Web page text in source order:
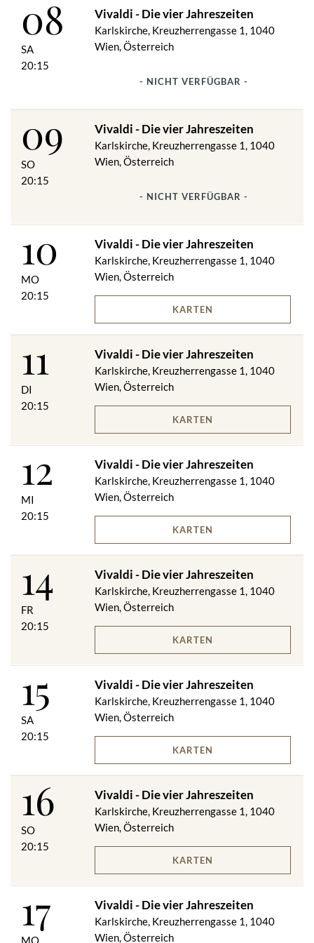
entsprechend zu kleiden, um das Konzert angenehm genießen
zu können.
Es wird um Verständnis gebeten, dass der Zutritt für Kinder erst
ab 6 Jahren gestattet ist.
Tickets für Rollstuhlfahrer sind ausschließlich direkt über den
08
SA
20:15
Vivaldi - Die vier Jahreszeiten
Karlskirche, Kreuzherrengasse 1, 1040
Wien, Österreich
- NICHT VERFÜGBAR -
09
SO
20:15
Vivaldi - Die vier Jahreszeiten
Karlskirche, Kreuzherrengasse 1, 1040
Wien, Österreich
- NICHT VERFÜGBAR -
10
MO
20:15
Vivaldi - Die vier Jahreszeiten
Karlskirche, Kreuzherrengasse 1, 1040
Wien, Österreich
KARTEN
11
DI
20:15
Vivaldi - Die vier Jahreszeiten
Karlskirche, Kreuzherrengasse 1, 1040
Wien, Österreich
KARTEN
12
MI
20:15
Vivaldi - Die vier Jahreszeiten
Karlskirche, Kreuzherrengasse 1, 1040
Wien, Österreich
KARTEN
14
FR
20:15
Vivaldi - Die vier Jahreszeiten
Karlskirche, Kreuzherrengasse 1, 1040
Wien, Österreich
KARTEN
15
SA
20:15
Vivaldi - Die vier Jahreszeiten
Karlskirche, Kreuzherrengasse 1, 1040
Wien, Österreich
KARTEN
16
SO
20:15
Vivaldi - Die vier Jahreszeiten
Karlskirche, Kreuzherrengasse 1, 1040
Wien, Österreich
KARTEN
17
MO
Vivaldi - Die vier Jahreszeiten
Karlskirche, Kreuzherrengasse 1, 1040
Wien, Österreich